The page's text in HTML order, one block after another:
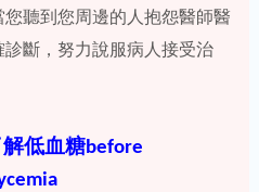
聽到您周邊的人抱怨醫師醫
斷，努力說服病人接受治
低血糖before